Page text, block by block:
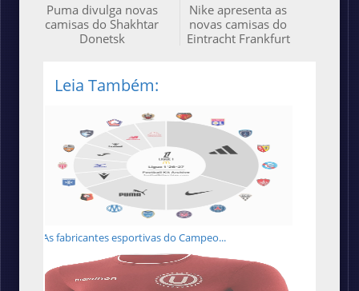
Nike apresenta as
novas camisas do
Eintracht Frankfurt
Puma divulga novas
camisas do Shakhtar
Donetsk
Leia Também:
As fabricantes esportivas do Campeo...